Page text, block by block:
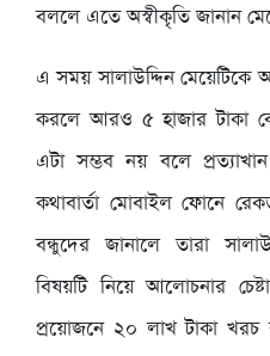
বললে এতে অস্বীকৃতি জানান
এ সময় সালাউদ্দিন মেয়েটিকে
করলে আরও ৫ হাজার টাকা
এটা সম্ভব নয় বলে
কথাবার্তা মোবাইল ফোনে
বন্ধুদের জানালে তারা
বিষয়টি নিয়ে আলোচনার
প্রয়োজনে ২০ লাখ টাকা খরচ